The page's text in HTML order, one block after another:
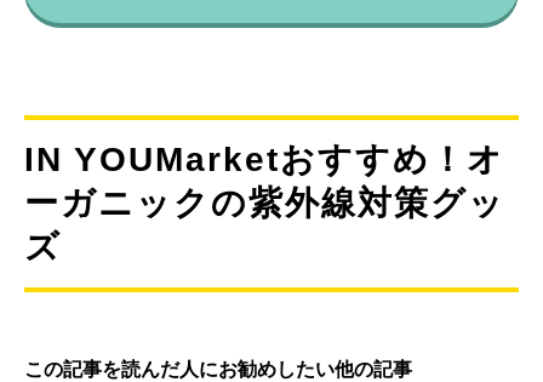
IN YOUMarketおすすめ！オ
ーガニックの紫外線対策グッ
ズ
この記事を読んだ人にお勧めしたい他の記事